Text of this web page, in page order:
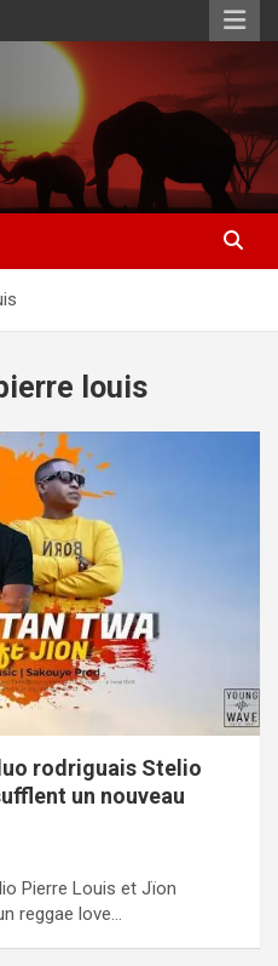
louis
rodriguais Stelio
un nouveau
Pierre Louis et Jïon
reggae love…